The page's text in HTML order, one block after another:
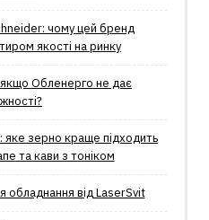
чому цей бренд
якості на ринку
якщо Обленерго не дає
яке зерно краще підходить
та кави з тоніком
обладнання від LaserSvit